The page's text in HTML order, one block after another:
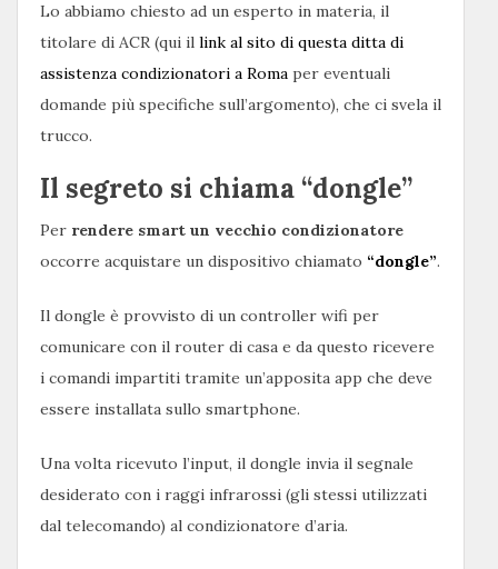
Lo abbiamo chiesto ad un esperto in materia, il
titolare di ACR (qui il link al sito di questa ditta di
assistenza condizionatori a Roma per eventuali
domande più specifiche sull’argomento), che ci svela il
trucco.
Il segreto si chiama “dongle”
Per rendere smart un vecchio condizionatore
occorre acquistare un dispositivo chiamato “dongle”.
Il dongle è provvisto di un controller wifi per
comunicare con il router di casa e da questo ricevere
i comandi impartiti tramite un’apposita app che deve
essere installata sullo smartphone.
Una volta ricevuto l’input, il dongle invia il segnale
desiderato con i raggi infrarossi (gli stessi utilizzati
dal telecomando) al condizionatore d’aria.